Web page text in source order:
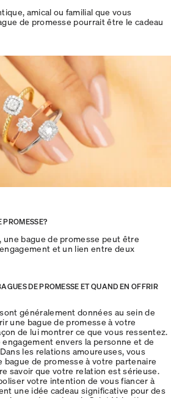
amical ou familial que vous
de promesse pourrait être le cadeau
PROMESSE?
une bague de promesse peut être
et un lien entre deux
DE PROMESSE ET QUAND EN OFFRIR
généralement données au sein de
une bague de promesse à votre
de lui montrer ce que vous ressentez.
envers la personne et de
les relations amoureuses, vous
de promesse à votre partenaire
savoir que votre relation est sérieuse.
votre intention de vous fiancer à
une idée cadeau significative pour des